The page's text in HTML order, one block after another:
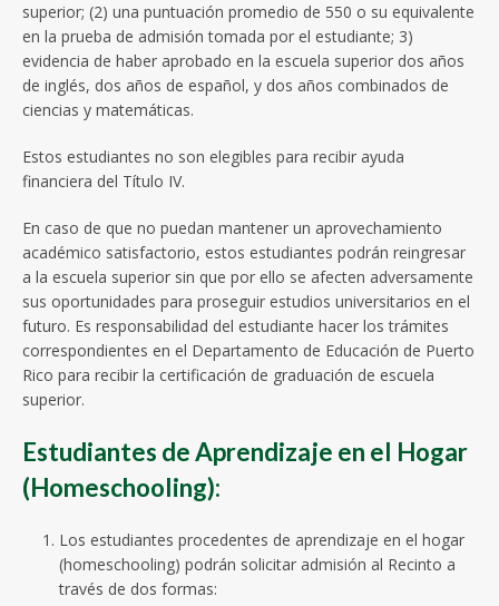
superior; (2) una puntuación promedio de 550 o su equivalente
en la prueba de admisión tomada por el estudiante; 3)
evidencia de haber aprobado en la escuela superior dos años
de inglés, dos años de español, y dos años combinados de
ciencias y matemáticas.
Estos estudiantes no son elegibles para recibir ayuda
financiera del Título IV.
En caso de que no puedan mantener un aprovechamiento
académico satisfactorio, estos estudiantes podrán reingresar
a la escuela superior sin que por ello se afecten adversamente
sus oportunidades para proseguir estudios universitarios en el
futuro. Es responsabilidad del estudiante hacer los trámites
correspondientes en el Departamento de Educación de Puerto
Rico para recibir la certificación de graduación de escuela
superior.
Estudiantes de Aprendizaje en el Hogar
(Homeschooling):
Los estudiantes procedentes de aprendizaje en el hogar
(homeschooling) podrán solicitar admisión al Recinto a
través de dos formas: